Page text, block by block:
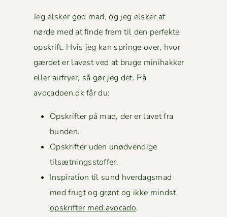
Jeg elsker god mad, og jeg elsker at
nørde med at finde frem til den per­fek­te
opskrift. Hvis jeg kan springe over, hvor
gærdet er lavest ved at bruge mini­hakker
eller air­fry­er, så gør jeg det. På
avocadoen.dk får du:
Opskrifter på mad, der er lavet fra
bunden.
Opskrifter uden unød­vendi­ge
tilsætningsstoffer.
Inspi­ra­tion til sund hverdags­mad
med frugt og grønt og ikke mindst
opskrifter med avo­ca­do.